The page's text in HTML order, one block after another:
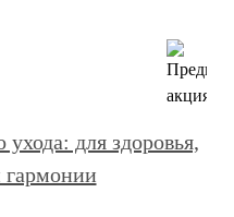
ухода: для здоровья,
гармонии